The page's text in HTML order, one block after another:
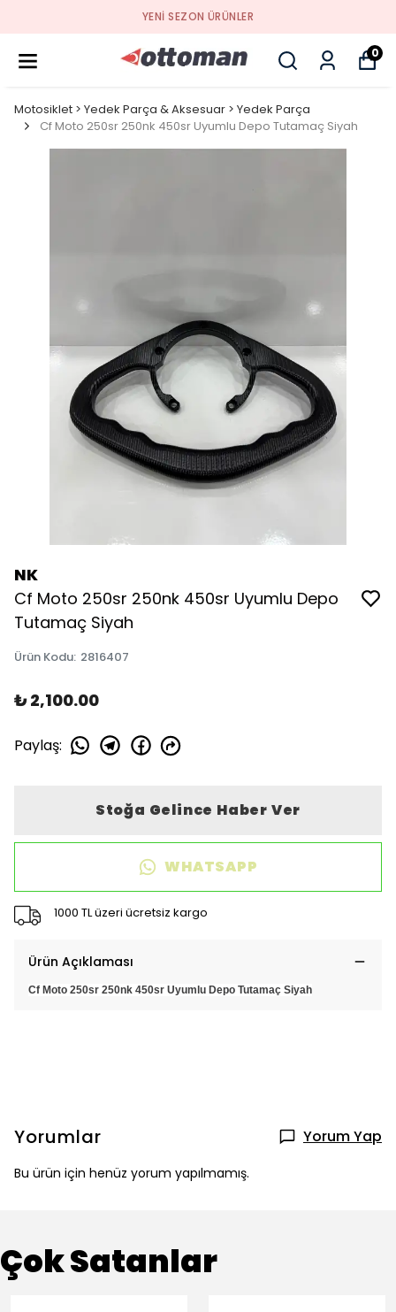
YENI SEZON ÜRÜNLER
0
Motosiklet > Yedek Parça & Aksesuar > Yedek Parça
Cf Moto 250sr 250nk 450sr Uyumlu Depo Tutamaç Siyah
NK
Cf Moto 250sr 250nk 450sr Uyumlu Depo
Tutamaç Siyah
Ürün Kodu: 2816407
₺ 2,100.00
Paylaş:
Stoğa Gelince Haber Ver
WHATSAPP
1000 TL üzeri ücretsiz kargo
Ürün Açıklaması
Cf Moto 250sr 250nk 450sr Uyumlu Depo Tutamaç Siyah
Yorumlar Yorum Yap
Bu ürün için henüz yorum yapılmamış.
Çok Satanlar